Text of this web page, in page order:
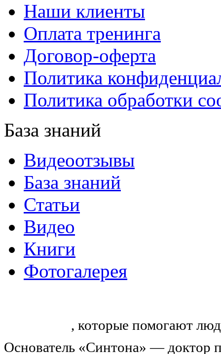
Наши клиенты
Оплата тренинга
Договор-оферта
Политика
Политика обработки
База знаний
Видеоотзывы
База знаний
Статьи
Видео
Книги
Фотогалерея
, которые помогают
Основатель «Синтона» — доктор